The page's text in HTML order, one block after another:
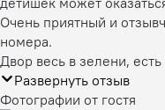
Очень приятный и
номера.
Двор весь в зелени,
Развернуть отзыв
Фотографии от гостя